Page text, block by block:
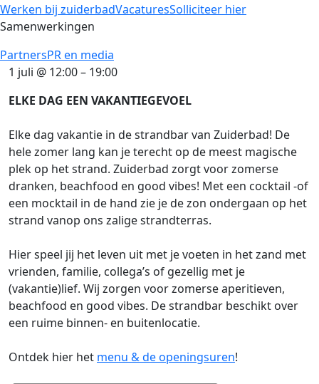
Werken bij zuiderbadVacaturesSolliciteer hier
Samenwerkingen
PartnersPR en media
1 juli @ 12:00– 19:00
ELKE DAG EEN VAKANTIEGEVOEL
Elke dag vakantie in de strandbar van Zuiderbad! De
hele zomer lang kan je terecht op de meest magische
plek op het strand. Zuiderbad zorgt voor zomerse
dranken, beachfood en good vibes! Met een cocktail -of
een mocktail in de hand zie je de zon ondergaan op het
strand vanop ons zalige strandterras.
Hier speel jij het leven uit met je voeten in het zand met
vrienden, familie, collega’s of gezellig met je
(vakantie)lief. Wij zorgen voor zomerse aperitieven,
beachfood en good vibes. De strandbar beschikt over
een ruime binnen- en buitenlocatie.
Ontdek hier het menu & de openingsuren!